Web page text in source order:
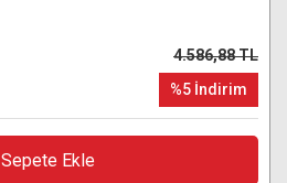
4.586,88 TL
%5 İndirim
Sepete Ekle